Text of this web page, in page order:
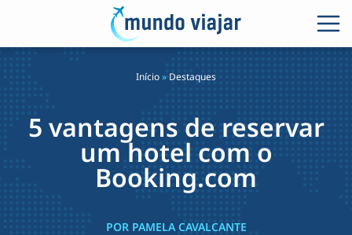
Início» Destaques
5 vantagens de reservar
um hotel com o
Booking.com
POR PAMELA CAVALCANTE